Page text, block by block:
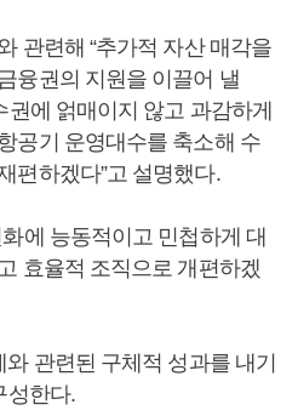
관련해 “추가적 자산 매각을
융권의 지원을 이끌어 낼
권에 얽매이지 않고 과감하게
공기 운영대수를 축소해 수
편하겠다”고 설명했다.
에 능동적이고 민첩하게 대
효율적 조직으로 개편하겠
관련된 구체적 성과를 내기
성한다.